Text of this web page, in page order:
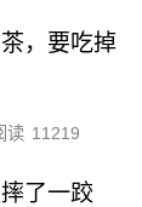
，要吃掉
读 11219
了一跤